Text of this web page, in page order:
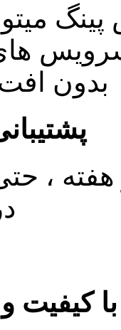
های
بدون
24 ساعته در 7
کیفیت